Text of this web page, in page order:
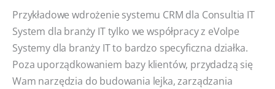
Przykładowe wdrożenie systemu CRM dla Consultia IT
System dla branży IT tylko we współpracy z eVolpe
Systemy dla branży IT to bardzo specyficzna działka.
Poza uporządkowaniem bazy klientów, przydadzą się
Wam narzędzia do budowania lejka, zarządzania